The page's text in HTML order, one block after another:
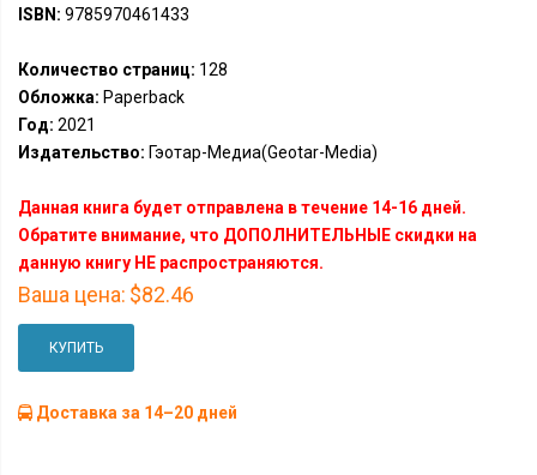
ISBN: 9785970461433
Количество страниц: 128
Обложка: Paperback
Год: 2021
Издательство: Гэотар-Медиа(Geotar-Media)
Данная книга будет отправлена в течение 14-16 дней.
Обратите внимание, что ДОПОЛНИТЕЛЬНЫЕ скидки на
данную книгу НЕ распространяются.
Ваша цена: $82.46
КУПИТЬ
Доставка за 14–20 дней